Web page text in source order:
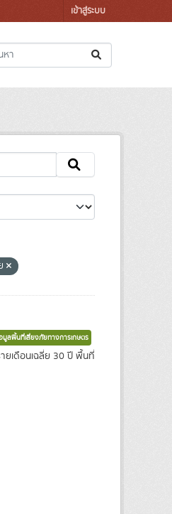
เข้าสู่ระบบ
มูลพื้นที่เสี่ยงภัยทางการเกษตร
ยเดือนเฉลี่ย 30 ปี พื้นที่